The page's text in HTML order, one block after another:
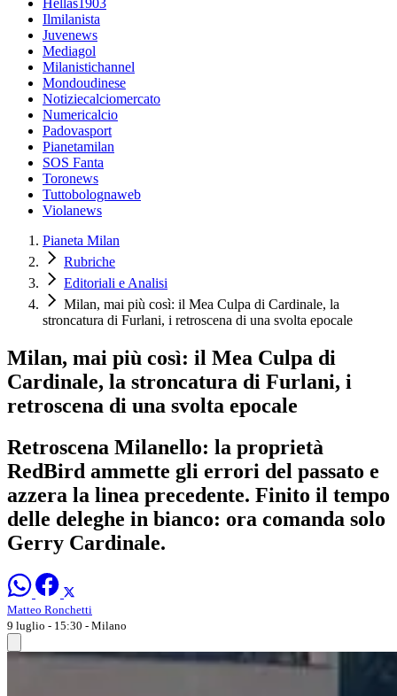
Hellas1903
Ilmilanista
Juvenews
Mediagol
Milanistichannel
Mondoudinese
Notiziecalciomercato
Numericalcio
Padovasport
Pianetamilan
SOS Fanta
Toronews
Tuttobolognaweb
Violanews
Pianeta Milan
Rubriche
Editoriali e Analisi
Milan, mai più così: il Mea Culpa di Cardinale, la
stroncatura di Furlani, i retroscena di una svolta epocale
Milan, mai più così: il Mea Culpa di
Cardinale, la stroncatura di Furlani, i
retroscena di una svolta epocale
Retroscena Milanello: la proprietà
RedBird ammette gli errori del passato e
azzera la linea precedente. Finito il tempo
delle deleghe in bianco: ora comanda solo
Gerry Cardinale.
Matteo Ronchetti
9 luglio - 15:30 - Milano